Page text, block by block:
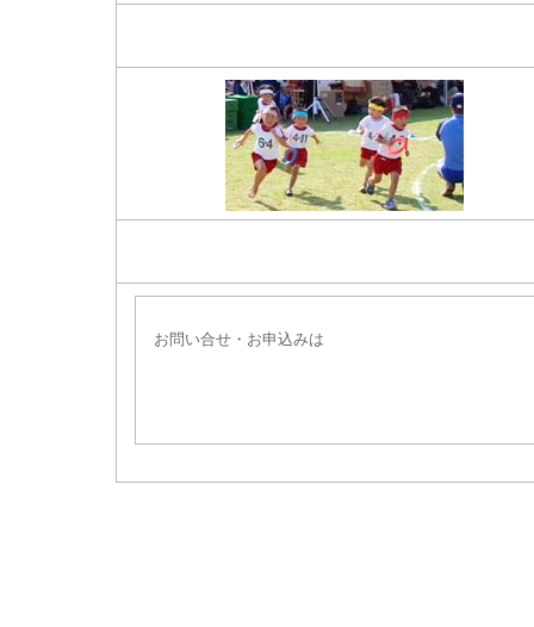
お問い合せ・お申込みは